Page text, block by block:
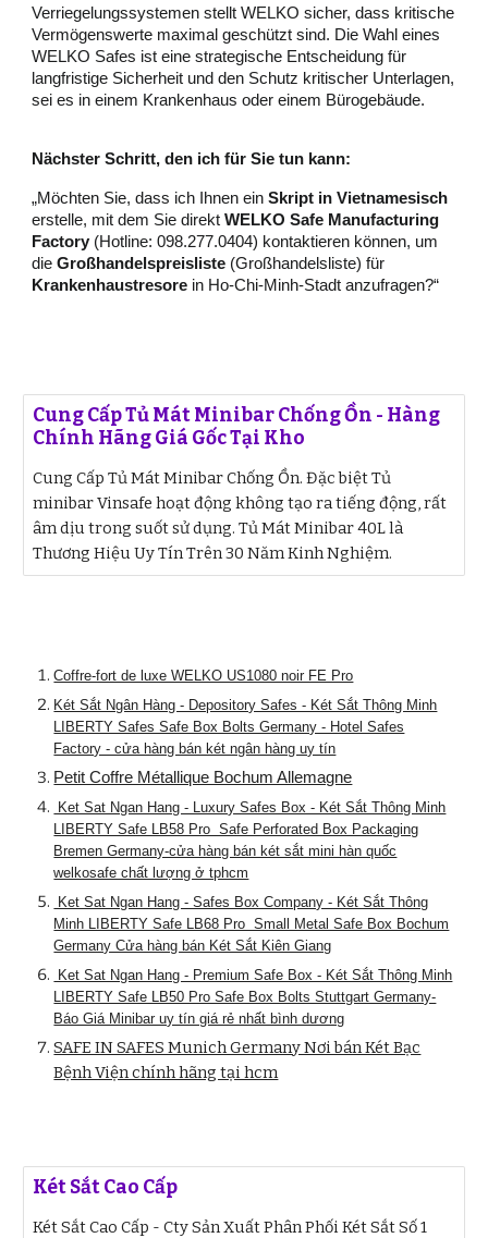
Verriegelungssystemen stellt WELKO sicher, dass kritische
Vermögenswerte maximal geschützt sind. Die Wahl eines
WELKO Safes ist eine strategische Entscheidung für
langfristige Sicherheit und den Schutz kritischer Unterlagen,
sei es in einem Krankenhaus oder einem Bürogebäude.
Nächster Schritt, den ich für Sie tun kann:
„Möchten Sie, dass ich Ihnen einSkript in Vietnamesisch
erstelle, mit dem Sie direktWELKO Safe Manufacturing
Factory (Hotline: 098.277.0404) kontaktieren können, um
dieGroßhandelspreisliste (Großhandelsliste) für
Krankenhaustresore in Ho-Chi-Minh-Stadt anzufragen?“
Cung Cấp Tủ Mát Minibar Chống Ồn - Hàng
Chính Hãng Giá Gốc Tại Kho
Cung Cấp Tủ Mát Minibar Chống Ồn. Đặc biệt Tủ
minibar Vinsafe hoạt động không tạo ra tiếng động, rất
âm dịu trong suốt sử dụng. Tủ Mát Minibar 40L là
Thương Hiệu Uy Tín Trên 30 Năm Kinh Nghiệm.
Coffre-fort de luxe WELKO US1080 noir FE Pro
Két Sắt Ngân Hàng - Depository Safes - Két Sắt Thông Minh
LIBERTY Safes Safe Box Bolts Germany - Hotel Safes
Factory - cửa hàng bán két ngân hàng uy tín
Petit Coffre Métallique Bochum Allemagne
Ket Sat Ngan Hang - Luxury Safes Box - Két Sắt Thông Minh
LIBERTY Safe LB58 Pro Safe Perforated Box Packaging
Bremen Germany-cửa hàng bán két sắt mini hàn quốc
welkosafe chất lượng ở tphcm
Ket Sat Ngan Hang - Safes Box Company - Két Sắt Thông
Minh LIBERTY Safe LB68 Pro Small Metal Safe Box Bochum
Germany Cửa hàng bán Két Sắt Kiên Giang
Ket Sat Ngan Hang - Premium Safe Box - Két Sắt Thông Minh
LIBERTY Safe LB50 Pro Safe Box Bolts Stuttgart Germany-
Báo Giá Minibar uy tín giá rẻ nhất bình dương
SAFE IN SAFES Munich Germany Nơi bán Két Bạc
Bệnh Viện chính hãng tại hcm
Két Sắt Cao Cấp
Két Sắt Cao Cấp - Cty Sản Xuất Phân Phối Két Sắt Số 1